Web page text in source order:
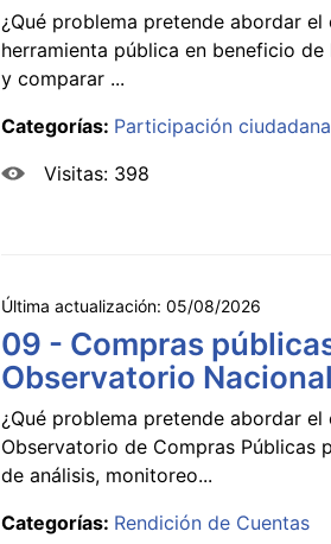
¿Qué problema pretende abordar
herramienta pública en beneficio
y comparar ...
Categorías: Participación ciudadana
Visitas: 398
Última actualización: 05/08/2026
09 - Compras
Observatorio Nacional
¿Qué problema pretende abordar
Observatorio de Compras Públicas
de análisis, monitoreo...
Categorías: Rendición de Cuentas